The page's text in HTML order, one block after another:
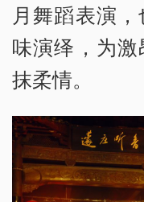
月舞蹈表演
味演绎，为
抹柔情。